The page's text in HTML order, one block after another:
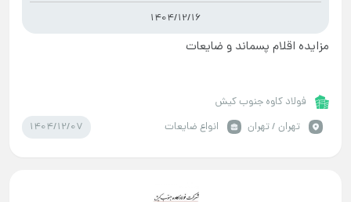
1404/12/16
مزایده اقلام پسماند و ضایعات
فولاد کاوه جنوب کیش
تهران / تهران
انواع ضایعات 1404/12/07